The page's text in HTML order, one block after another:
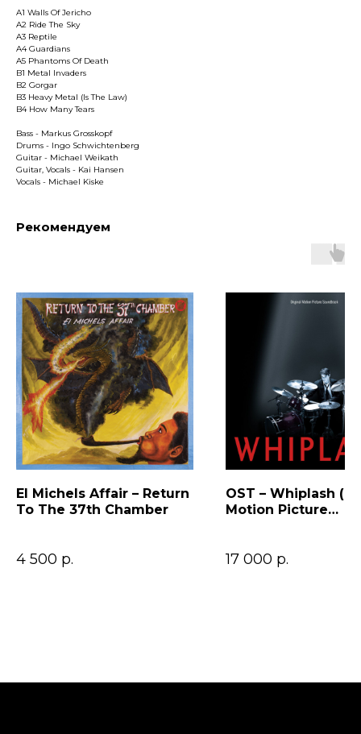
A1 Walls Of Jericho
A2 Ride The Sky
A3 Reptile
A4 Guardians
A5 Phantoms Of Death
B1 Metal Invaders
B2 Gorgar
B3 Heavy Metal (Is The Law)
B4 How Many Tears
Bass - Markus Grosskopf
Drums - Ingo Schwichtenberg
Guitar - Michael Weikath
Guitar, Vocals - Kai Hansen
Vocals - Michael Kiske
Рекомендуем
El Michels Affair – Return
To The 37th Chamber
4 500 р.
OST – Whiplash
Motion Picture
17 000 р.